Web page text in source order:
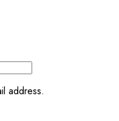
address.